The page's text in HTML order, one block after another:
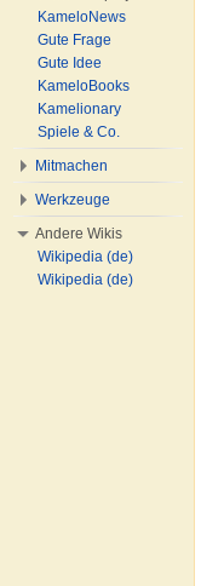
KameloNews
Gute Frage
Gute Idee
KameloBooks
Kamelionary
Spiele & Co.
Mitmachen
Werkzeuge
Andere Wikis
Wikipedia (de)
Wikipedia (de)